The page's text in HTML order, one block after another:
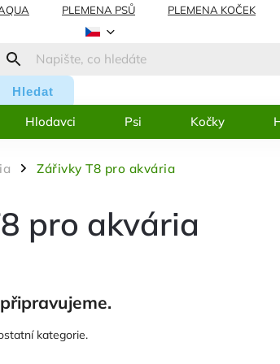
PLEMENA PSŮ
PLEMENA KOČEK
Hledat
Hlodavci Psi Kočky
/ Zářivky T8 pro akvária
pro akvária
kategorie.